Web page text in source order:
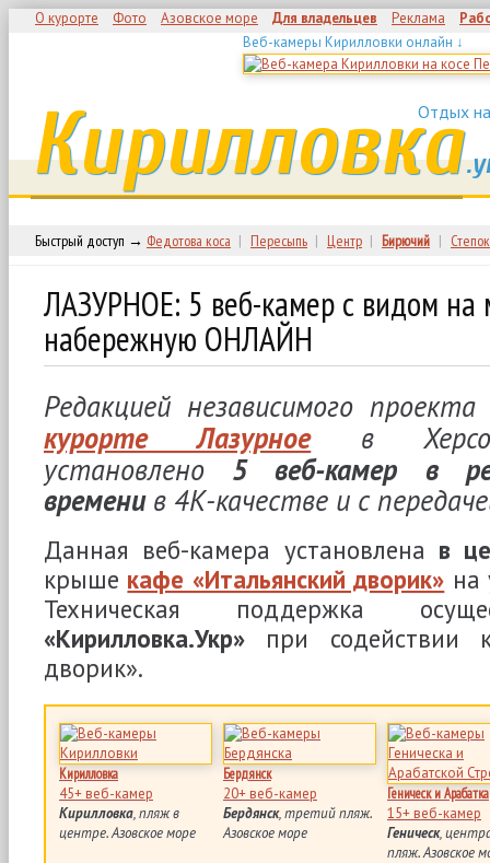
О курорте Фото Азовское море Для владельцев Реклама
Веб-камеры Кирилловки онлайн ↓
Отдых
Кирилловка
Быстрый доступ → Федотова коса | Пересыпь | Центр | Бирючий | Степок
ЛАЗУРНОЕ: 5 веб-камер с видом на
набережную ОНЛАЙН
Редакцией независимого
курорте Лазурноев
установлено 5 веб-камер в
временив 4К-качестве и с
Данная веб-камера установлена в
крыше кафе «Итальянский дворик» на
Техническая поддержка
«Кирилловка.Укр» при содействии
дворик».
Кирилловка
45+ веб-камер
Кирилловка, пляж в
центре. Азовское море
Бердянск
20+ веб-камер
Бердянск, третий пляж.
Азовское море
Геническ и Арабатка
15+ веб-камер
Геническ,
пляж. Азовское